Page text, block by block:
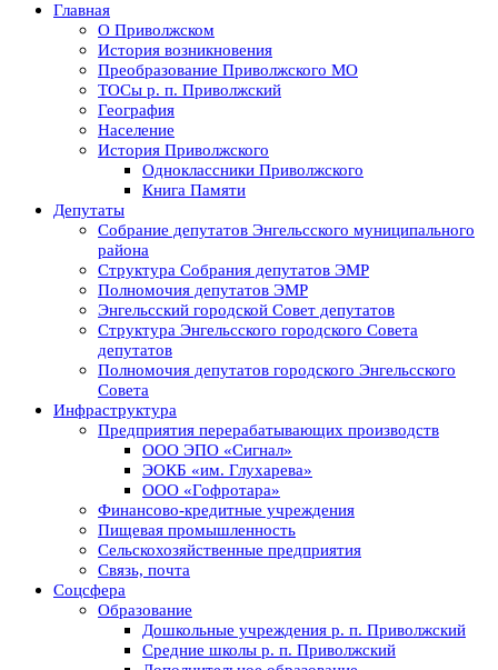
Главная
О Приволжском
История возникновения
Преобразование Приволжского МО
ТОСы р. п. Приволжский
География
Население
История Приволжского
Одноклассники Приволжского
Книга Памяти
Депутаты
Собрание депутатов Энгельсского муниципального
района
Структура Собрания депутатов ЭМР
Полномочия депутатов ЭМР
Энгельсский городской Совет депутатов
Структура Энгельсского городского Совета
депутатов
Полномочия депутатов городского Энгельсского
Совета
Инфраструктура
Предприятия перерабатывающих производств
ООО ЭПО «Сигнал»
ЭОКБ «им. Глухарева»
ООО «Гофротара»
Финансово-кредитные учреждения
Пищевая промышленность
Сельскохозяйственные предприятия
Связь, почта
Соцсфера
Образование
Дошкольные учреждения р. п. Приволжский
Средние школы р. п. Приволжский